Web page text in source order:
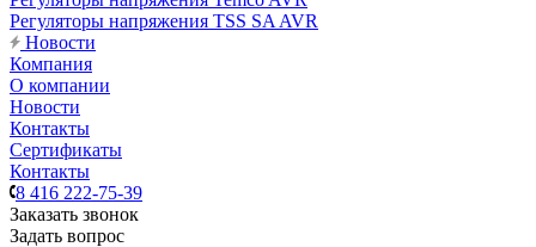
Регуляторы напряжения TSS SA AVR
Новости
Компания
О компании
Новости
Контакты
Сертификаты
Контакты
8 416 222-75-39
Заказать звонок
Задать вопрос